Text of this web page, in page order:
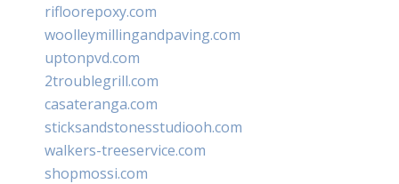
rifloorepoxy.com
woolleymillingandpaving.com
uptonpvd.com
2troublegrill.com
casateranga.com
sticksandstonesstudiooh.com
walkers-treeservice.com
shopmossi.com